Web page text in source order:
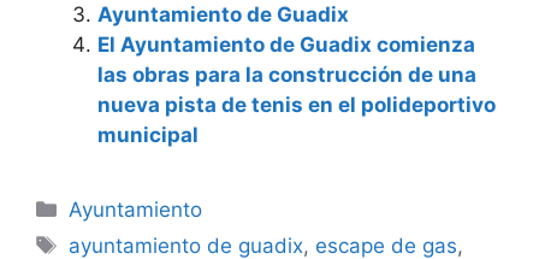
Ayuntamiento de Guadix
El Ayuntamiento de Guadix comienza
las obras para la construcción de una
nueva pista de tenis en el polideportivo
municipal
Categorías
Ayuntamiento
Etiquetas
ayuntamiento de guadix, escape de gas,